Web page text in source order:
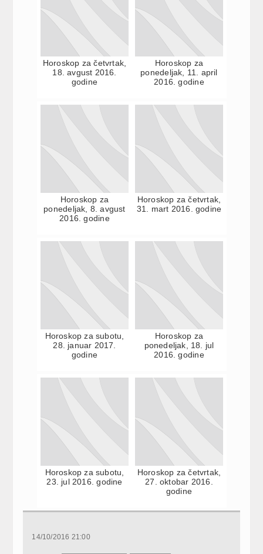
Horoskop za četvrtak,
18. avgust 2016.
godine
Horoskop za
ponedeljak, 11. april
2016. godine
Horoskop za
ponedeljak, 8. avgust
2016. godine
Horoskop za četvrtak,
31. mart 2016. godine
Horoskop za subotu,
28. januar 2017.
godine
Horoskop za
ponedeljak, 18. jul
2016. godine
Horoskop za subotu,
23. jul 2016. godine
Horoskop za četvrtak,
27. oktobar 2016.
godine
14/10/2016 21:00